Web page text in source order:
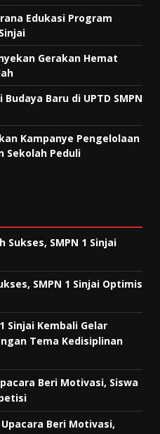
Edukasi Program
Gerakan Hemat
Baru di UPTD SMPN
Kampanye Pengelolaan
Sekolah Peduli
Sukses, SMPN 1 Sinjai
SMPN 1 Sinjai Optimis
Sinjai Kembali Gelar
Tema Kedisiplinan
Beri Motivasi, Siswa
Beri Motivasi,